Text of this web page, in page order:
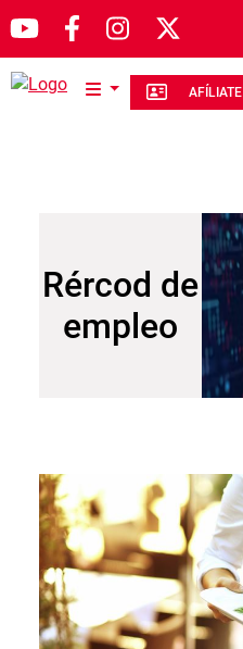
Pasar al contenido principal
AFÍLIATE
Rércod de
empleo